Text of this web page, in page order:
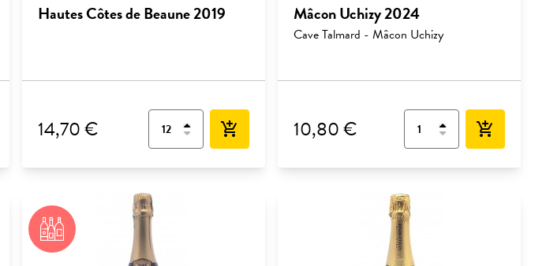
Hautes Côtes de Beaune 2019
14,70 € add_shopping_cart
Mâcon Uchizy 2024
Cave Talmard - Mâcon Uchizy
10,80 € add_shopping_cart